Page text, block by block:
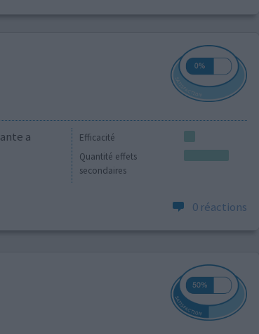
Efficacité
Quantité effets
secondaires
a
0 réactions